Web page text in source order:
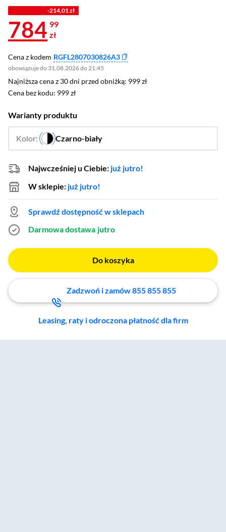
-214,01 zł
784 99
zł
Cena z kodem RGFL2807030826A3
obowiązuje do 31.08.2026 do 21:45
Najniższa cena z 30 dni przed obniżką: 999 zł
Najniższa cena z 30 dni przed obniżką: 999 zł
Cena bez kodu: 999 zł
Cena bez kodu: 999 zł
Warianty produktu
Kolor: Czarno-biały
…
Najwcześniej u Ciebie: już jutro!
W sklepie: już jutro!
Sprawdź dostępność w sklepach
Darmowa dostawa jutro
Do koszyka
Zadzwoń i zamów 855 855 855
Leasing, raty i odroczona płatność dla firm